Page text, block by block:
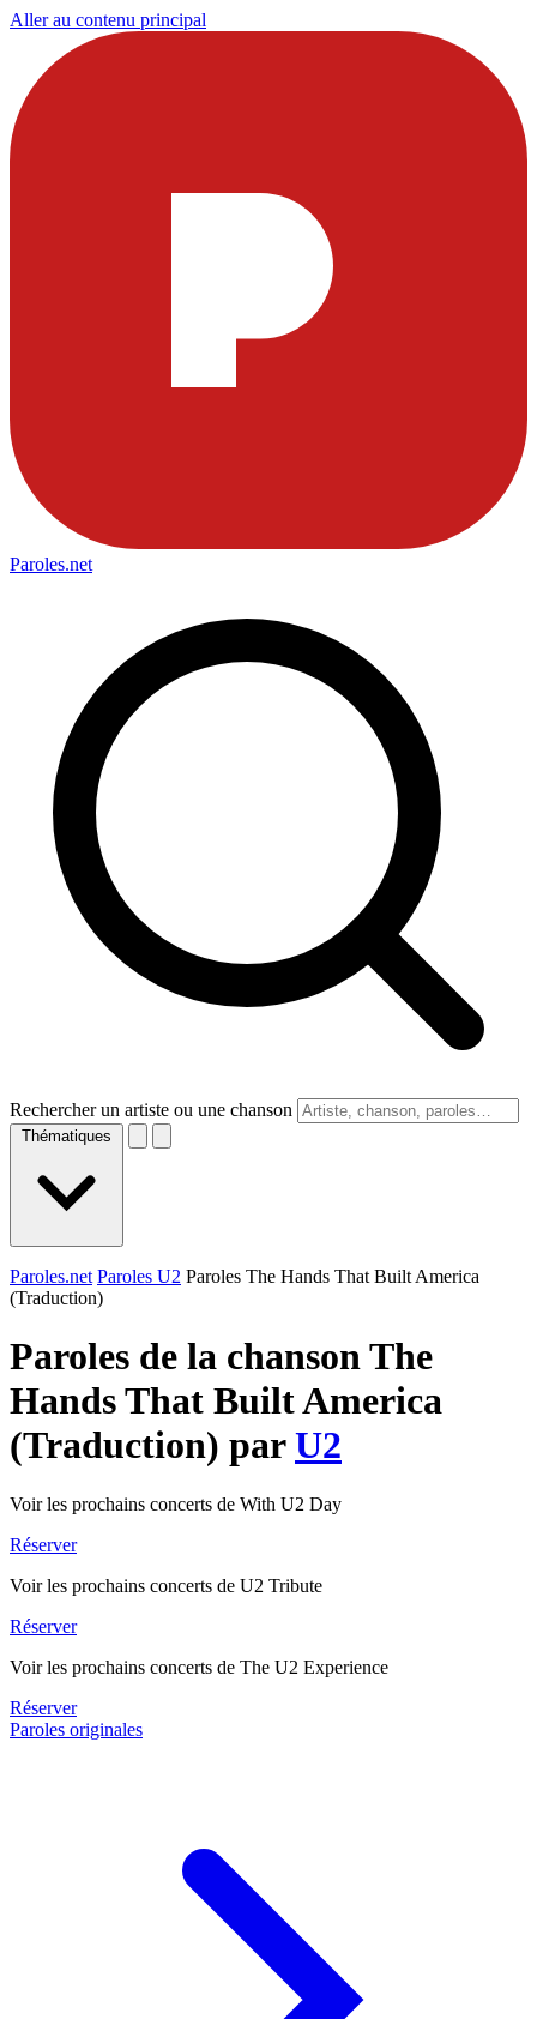
Aller au contenu principal
Paroles.net
Rechercher un artiste ou une chanson
Thématiques
Paroles.net Paroles U2 Paroles The Hands That Built America
(Traduction)
Paroles de la chanson The
Hands That Built America
(Traduction) parU2
Voir les prochains concerts de With U2 Day
Réserver
Voir les prochains concerts de U2 Tribute
Réserver
Voir les prochains concerts de The U2 Experience
Réserver
Paroles originales